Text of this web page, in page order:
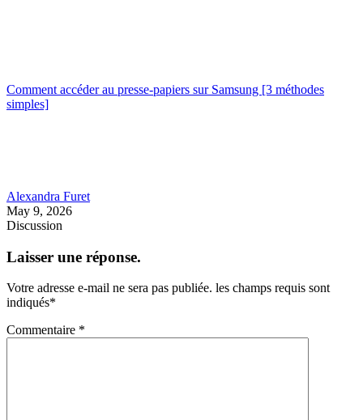
Comment accéder au presse-papiers sur Samsung [3 méthodes
simples]
Alexandra Furet
May 9, 2026
Discussion
Laisser une réponse.
Votre adresse e-mail ne sera pas publiée. les champs requis sont
indiqués*
Commentaire *